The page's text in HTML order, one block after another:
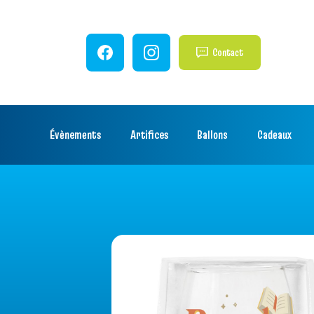
Contact
Évènements Artifices Ballons Cadeaux